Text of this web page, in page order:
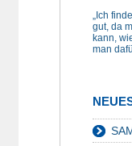
„Ich
gut, da
kann,
man